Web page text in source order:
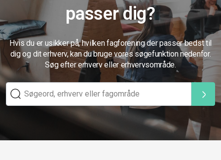
passer dig?
Hvis du er usikker på, hvilken fagforening der passer bedst til
dig og dit erhverv, kan du bruge vores søgefunktion nedenfor.
Søg efter erhverv eller erhvervsområde.